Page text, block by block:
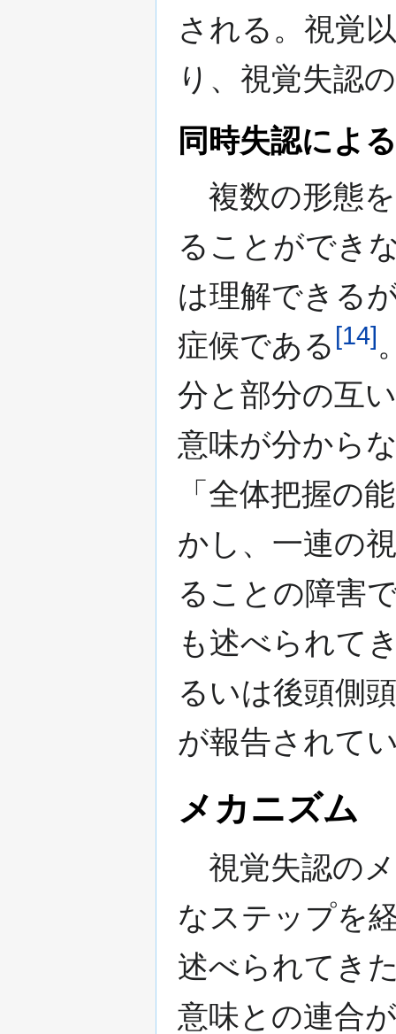
される。視覚
り、視覚失認
同時失認によ
複数の形態
ることができ
は理解できる
症候である [14]
分と部分の互
意味が分から
「全体把握の
かし、一連の
ることの障害
も述べられて
るいは後頭側
が報告されて
メカニズム
視覚失認の
なステップを
述べられてき
意味との連合